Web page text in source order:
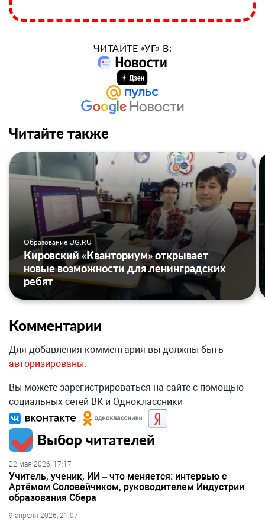
ЧИТАЙТЕ «УГ» В:
Читайте также
Образование UG.RU
Кировский «Кванториум» открывает
новые возможности для ленинградских
ребят
Комментарии
Для добавления комментария вы должны быть
авторизированы.
Вы можете зарегистрироваться на сайте с помощью
социальных сетей ВК и Одноклассники
Выбор читателей
22 мая 2026, 17:17
Учитель, ученик, ИИ – что меняется: интервью с
Артёмом Соловейчиком, руководителем Индустрии
образования Сбера
9 апреля 2026, 21:07